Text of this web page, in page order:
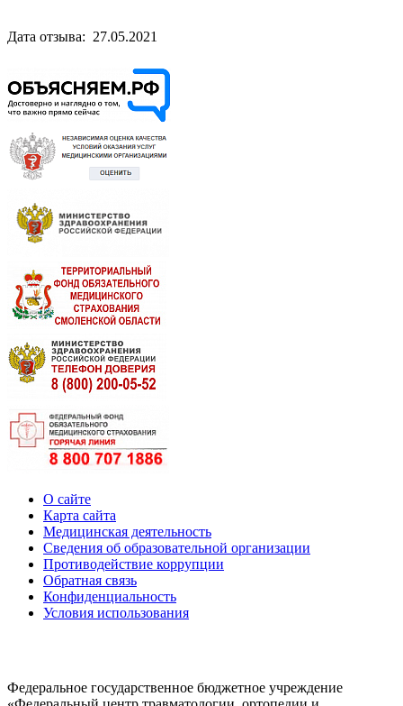
Дата отзыва: 27.05.2021
О сайте
Карта сайта
Медицинская деятельность
Сведения об образовательной организации
Противодействие коррупции
Обратная связь
Конфиденциальность
Условия использования
Федеральное государственное бюджетное учреждение